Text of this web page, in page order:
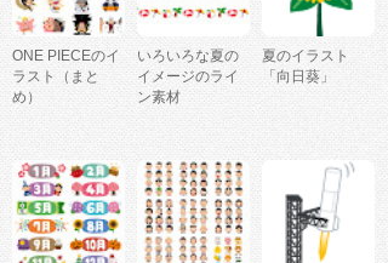
ONE PIECEのイ
ラスト（まと
め）
いろいろな夏の
イメージのライ
ン素材
夏のイラスト
「向日葵」